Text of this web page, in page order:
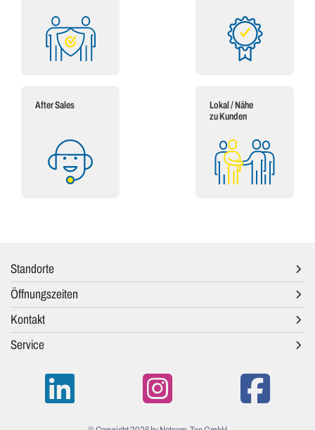
After Sales
Lokal / Nähe
zu Kunden
Standorte
Öffnungszeiten
Kontakt
Service